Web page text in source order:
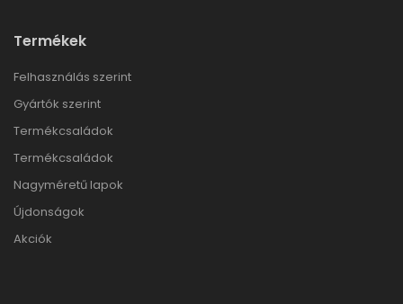
Termékek
Felhasználás szerint
Gyártók szerint
Termékcsaládok
Termékcsaládok
Nagyméretű lapok
Újdonságok
Akciók